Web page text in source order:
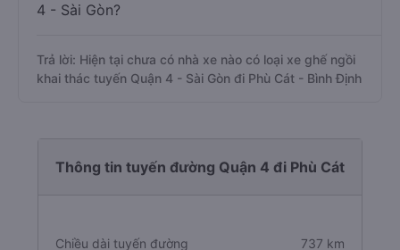
4 - Sài Gòn?
Trả lời: Hiện tại chưa có nhà xe nào có loại xe ghế ngồi
khai thác tuyến Quận 4 - Sài Gòn đi Phù Cát - Bình Định
Thông tin tuyến đường Quận 4 đi Phù Cát
Chiều dài tuyến đường 737 km